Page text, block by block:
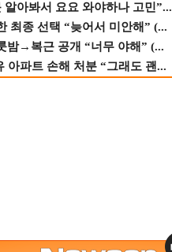
아봐서 요요 와야하나 고민”...
최종 선택 “늦어서 미안해” (...
밤→복근 공개 “너무 야해” (...
아파트 손해 처분 “그래도 괜...